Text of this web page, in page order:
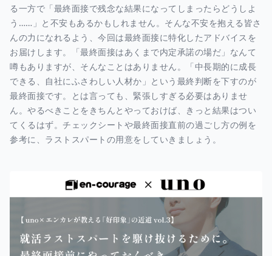
る一方で「最終面接で残念な結果になってしまったらどうしよ
う……」と不安もあるかもしれません。そんな不安を抱える皆さ
んの力になれるよう、今回は最終面接に特化したアドバイスを
お届けします。「最終面接はあくまで内定承諾の場だ」なんて
噂もありますが、そんなことはありません。「中長期的に成長
できる、自社にふさわしい人材か」という最終判断を下すのが
最終面接です。とは言っても、緊張しすぎる必要はありませ
ん。やるべきことをきちんとやっておけば、きっと結果はつい
てくるはず。チェックシートや最終面接直前の過ごし方の例を
参考に、ラストスパートの用意をしていきましょう。